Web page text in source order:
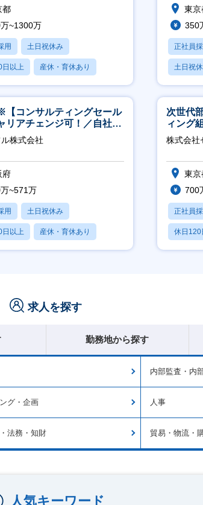
都
~1300万
用 土日祝休み
日以上 産休・育休あり
東京
350
正社員
土日祝
産休・
コンサルティングセール
リアチェンジ可！／自社サ
シェアフル』の営業
株式会社
府
~571万
用 土日祝休み
日以上 産休・育休あり
次世代
ィング
株式会社
東京
700
正社員
休日120
賞与あり
求人を探す
勤務地から探す
内部監査・内
グ・企画 人事
法務・知財 貿易・物流・
人気キーワード